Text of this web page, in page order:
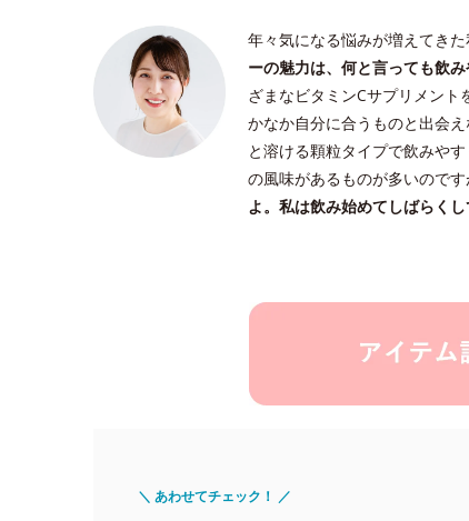
年々気になる悩みが増えてき
ーの魅力は、何と言っても飲
ざまなビタミンCサプリメン
かなか自分に合うものと出会
と溶ける顆粒タイプで飲みや
の風味があるものが多いのです
よ。私は飲み始めてしばらく
＼ あわせてチェック！ ／